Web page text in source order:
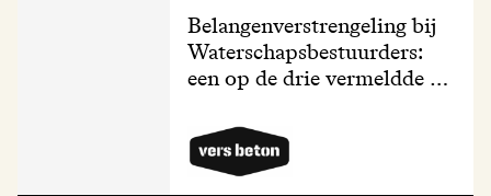
Belangenverstrengeling bij
Waterschapsbestuurders:
een op de drie vermeldde